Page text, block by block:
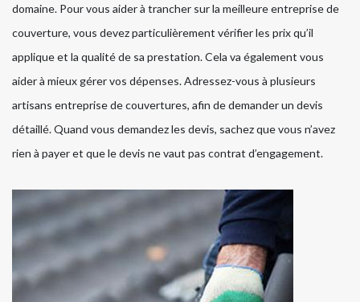
domaine. Pour vous aider à trancher sur la meilleure entreprise de
couverture, vous devez particulièrement vérifier les prix qu’il
applique et la qualité de sa prestation. Cela va également vous
aider à mieux gérer vos dépenses. Adressez-vous à plusieurs
artisans entreprise de couvertures, afin de demander un devis
détaillé. Quand vous demandez les devis, sachez que vous n’avez
rien à payer et que le devis ne vaut pas contrat d’engagement.